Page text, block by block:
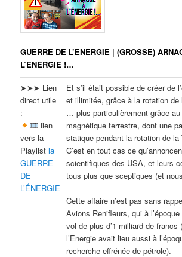
GUERRE DE L’ENERGIE | (GROSSE)
L’ENERGIE !…
➤➤➤ Lien
direct utile
:
lien
vers la
Playlistla
GUERRE
DE
L’ÉNERGIE
Et s’il était possible de créer de
et illimitée, grâce à la rotation
… plus particulièrement grâce
magnétique terrestre, dont une
statique pendant la rotation de
C’est en tout cas ce
scientifiques des USA, et leurs
tous plus que sceptiques (et
Cette affaire n’est pas sans
Avions Renifleurs, qui à l’époque
vol de plus d’1 milliard de francs
l’Energie avait lieu aussi à
recherche effrénée de pétrole).